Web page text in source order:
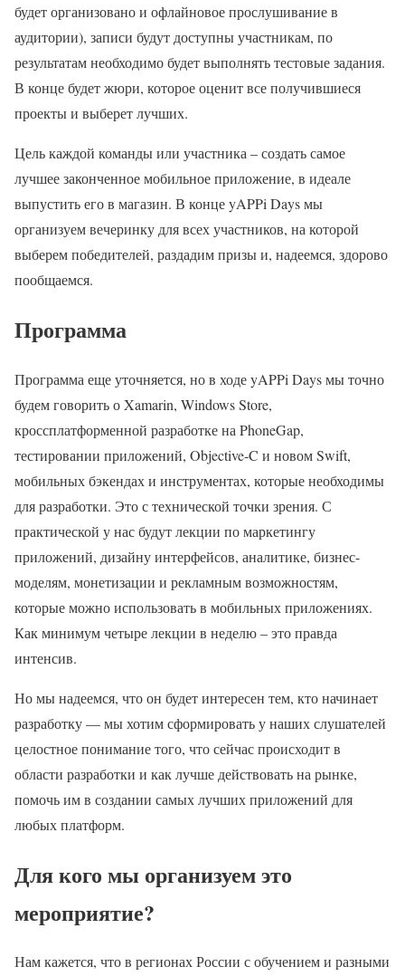
будет организовано и офлайновое прослушивание в
аудитории), записи будут доступны участникам, по
результатам необходимо будет выполнять тестовые задания.
В конце будет жюри, которое оценит все получившиеся
проекты и выберет лучших.
Цель каждой команды или участника – создать самое
лучшее законченное мобильное приложение, в идеале
выпустить его в магазин. В конце yAPPi Days мы
организуем вечеринку для всех участников, на которой
выберем победителей, раздадим призы и, надеемся, здорово
пообщаемся.
Программа
Программа еще уточняется, но в ходе yAPPi Days мы точно
будем говорить о Xamarin, Windows Store,
кроссплатформенной разработке на PhoneGap,
тестировании приложений, Objective-C и новом Swift,
мобильных бэкендах и инструментах, которые необходимы
для разработки. Это с технической точки зрения. С
практической у нас будут лекции по маркетингу
приложений, дизайну интерфейсов, аналитике, бизнес-
моделям, монетизации и рекламным возможностям,
которые можно использовать в мобильных приложениях.
Как минимум четыре лекции в неделю – это правда
интенсив.
Но мы надеемся, что он будет интересен тем, кто начинает
разработку — мы хотим сформировать у наших слушателей
целостное понимание того, что сейчас происходит в
области разработки и как лучше действовать на рынке,
помочь им в создании самых лучших приложений для
любых платформ.
Для кого мы организуем это
мероприятие?
Нам кажется, что в регионах России с обучением и разными